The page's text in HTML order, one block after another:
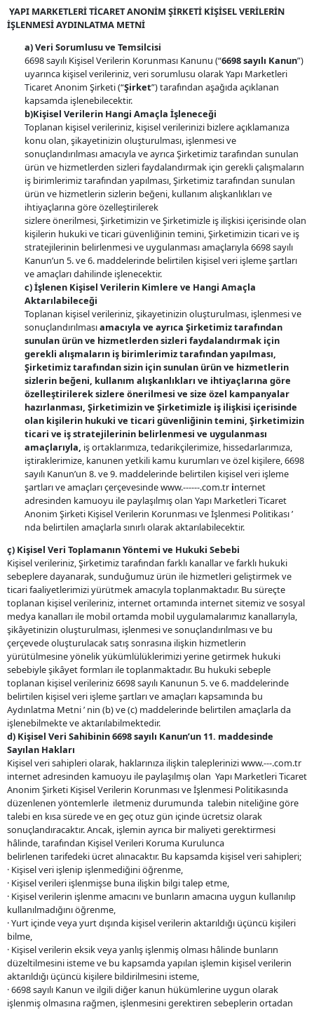
YAPI MARKETLERİ TİCARET ANONİM ŞİRKETİ KİŞİSEL VERİLERİN
İŞLENMESİ AYDINLATMA METNİ
a) Veri Sorumlusu ve Temsilcisi
6698 sayılı Kişisel Verilerin Korunması Kanunu (“6698 sayılı Kanun”)
uyarınca kişisel verileriniz, veri sorumlusu olarak Yapı Marketleri
Ticaret Anonim Şirketi (“Şirket”) tarafından aşağıda açıklanan
kapsamda işlenebilecektir.
b)Kişisel Verilerin Hangi Amaçla İşleneceği
Toplanan kişisel verileriniz, kişisel verilerinizi bizlere açıklamanıza
konu olan, şikayetinizin oluşturulması, işlenmesi ve
sonuçlandırılması amacıyla ve ayrıca Şirketimiz tarafından sunulan
ürün ve hizmetlerden sizleri faydalandırmak için gerekli çalışmaların
iş birimlerimiz tarafından yapılması, Şirketimiz tarafından sunulan
ürün ve hizmetlerin sizlerin beğeni, kullanım alışkanlıkları ve
ihtiyaçlarına göre özelleştirilerek
sizlere önerilmesi, Şirketimizin ve Şirketimizle iş ilişkisi içerisinde olan
kişilerin hukuki ve ticari güvenliğinin temini, Şirketimizin ticari ve iş
stratejilerinin belirlenmesi ve uygulanması amaçlarıyla 6698 sayılı
Kanun’un 5. ve 6. maddelerinde belirtilen kişisel veri işleme şartları
ve amaçları dahilinde işlenecektir.
c) İşlenen Kişisel Verilerin Kimlere ve Hangi Amaçla
Aktarılabileceği
Toplanan kişisel verileriniz, şikayetinizin oluşturulması, işlenmesi ve
sonuçlandırılmasıamacıyla ve ayrıca Şirketimiz tarafından
sunulan ürün ve hizmetlerden sizleri faydalandırmak için
gerekli alışmaların iş birimlerimiz tarafından yapılması,
Şirketimiz tarafından sizin için sunulan ürün ve hizmetlerin
sizlerin beğeni, kullanım alışkanlıkları ve ihtiyaçlarına göre
özelleştirilerek sizlere önerilmesi ve size özel kampanyalar
hazırlanması, Şirketimizin ve Şirketimizle iş ilişkisi içerisinde
olan kişilerin hukuki ve ticari güvenliğinin temini, Şirketimizin
ticari ve iş stratejilerinin belirlenmesi ve uygulanması
amaçlarıyla, iş ortaklarımıza, tedarikçilerimize, hissedarlarımıza,
iştiraklerimize, kanunen yetkili kamu kurumları ve özel kişilere, 6698
sayılı Kanun’un 8. ve 9. maddelerinde belirtilen kişisel veri işleme
şartları ve amaçları çerçevesinde www.------.com.tr internet
adresinden kamuoyu ile paylaşılmış olan Yapı Marketleri Ticaret
Anonim Şirketi Kişisel Verilerin Korunması ve İşlenmesi Politikası ’
nda belirtilen amaçlarla sınırlı olarak aktarılabilecektir.
ç) Kişisel Veri Toplamanın Yöntemi ve Hukuki Sebebi
Kişisel verileriniz, Şirketimiz tarafından farklı kanallar ve farklı hukuki
sebeplere dayanarak, sunduğumuz ürün ile hizmetleri geliştirmek ve
ticari faaliyetlerimizi yürütmek amacıyla toplanmaktadır. Bu süreçte
toplanan kişisel verileriniz, internet ortamında internet sitemiz ve sosyal
medya kanalları ile mobil ortamda mobil uygulamalarımız kanallarıyla,
şikâyetinizin oluşturulması, işlenmesi ve sonuçlandırılması ve bu
çerçevede oluşturulacak satış sonrasına ilişkin hizmetlerin
yürütülmesine yönelik yükümlülüklerimizi yerine getirmek hukuki
sebebiyle şikâyet formları ile toplanmaktadır. Bu hukuki sebeple
toplanan kişisel verileriniz 6698 sayılı Kanunun 5. ve 6. maddelerinde
belirtilen kişisel veri işleme şartları ve amaçları kapsamında bu
Aydınlatma Metni ’ nin (b) ve (c) maddelerinde belirtilen amaçlarla da
işlenebilmekte ve aktarılabilmektedir.
d) Kişisel Veri Sahibinin 6698 sayılı Kanun’un 11. maddesinde
Sayılan Hakları
Kişisel veri sahipleri olarak, haklarınıza ilişkin taleplerinizi www.---.com.tr
internet adresinden kamuoyu ile paylaşılmış olan Yapı Marketleri Ticaret
Anonim Şirketi Kişisel Verilerin Korunması ve İşlenmesi Politikasında
düzenlenen yöntemlerle iletmeniz durumunda talebin niteliğine göre
talebi en kısa sürede ve en geç otuz gün içinde ücretsiz olarak
sonuçlandıracaktır. Ancak, işlemin ayrıca bir maliyeti gerektirmesi
hâlinde, tarafından Kişisel Verileri Koruma Kurulunca
belirlenen tarifedeki ücret alınacaktır. Bu kapsamda kişisel veri sahipleri;
· Kişisel veri işlenip işlenmediğini öğrenme,
· Kişisel verileri işlenmişse buna ilişkin bilgi talep etme,
· Kişisel verilerin işlenme amacını ve bunların amacına uygun kullanılıp
kullanılmadığını öğrenme,
· Yurt içinde veya yurt dışında kişisel verilerin aktarıldığı üçüncü kişileri
bilme,
· Kişisel verilerin eksik veya yanlış işlenmiş olması hâlinde bunların
düzeltilmesini isteme ve bu kapsamda yapılan işlemin kişisel verilerin
aktarıldığı üçüncü kişilere bildirilmesini isteme,
· 6698 sayılı Kanun ve ilgili diğer kanun hükümlerine uygun olarak
işlenmiş olmasına rağmen, işlenmesini gerektiren sebeplerin ortadan